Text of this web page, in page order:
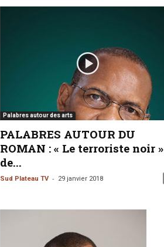
Palabres autour des arts
PALABRES AUTOUR DU
ROMAN : « Le terroriste noir »
de...
Sud Plateau TV - 29 janvier 2018